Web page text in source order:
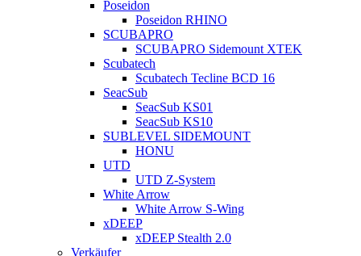
Poseidon
Poseidon RHINO
SCUBAPRO
SCUBAPRO Sidemount XTEK
Scubatech
Scubatech Tecline BCD 16
SeacSub
SeacSub KS01
SeacSub KS10
SUBLEVEL SIDEMOUNT
HONU
UTD
UTD Z-System
White Arrow
White Arrow S-Wing
xDEEP
xDEEP Stealth 2.0
Verkäufer